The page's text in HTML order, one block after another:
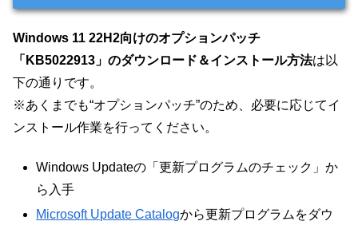
Windows 11 22H2向けのオプションパッチ
「KB5022913」のダウンロード＆インストール方法は以
下の通りです。
※あくまでも“オプションパッチ”のため、必要に応じてイ
ンストール作業を行ってください。
Windows Updateの「更新プログラムのチェック」か
ら入手
Microsoft Update Catalogから更新プログラムをダウ